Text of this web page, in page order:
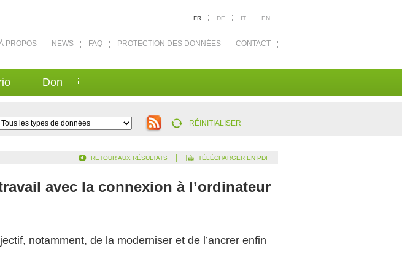
FR DE IT EN
PROPOS NEWS FAQ PROTECTION DES DONNÉES CONTACT
Don
RÉINITIALISER
RETOUR AUX RÉSULTATS | TÉLÉCHARGER EN PDF
avec la connexion à l’ordinateur
notamment, de la moderniser et de l’ancrer enfin